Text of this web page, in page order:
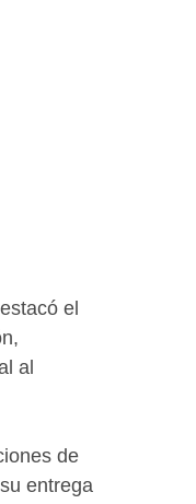
el
al
de
entrega